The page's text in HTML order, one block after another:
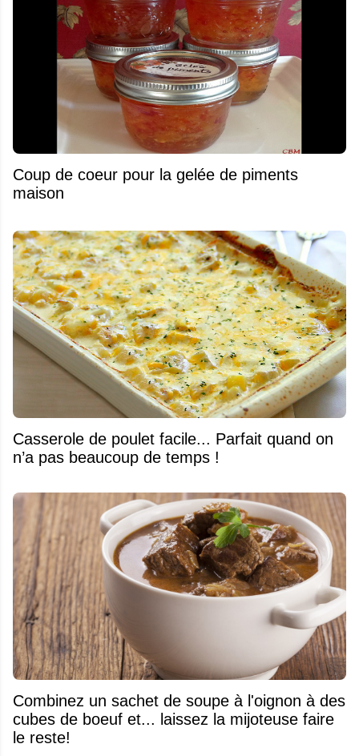
Coup de coeur pour la gelée de piments
maison
Casserole de poulet facile... Parfait quand on
n’a pas beaucoup de temps !
Combinez un sachet de soupe à l'oignon à des
cubes de boeuf et... laissez la mijoteuse faire
le reste!